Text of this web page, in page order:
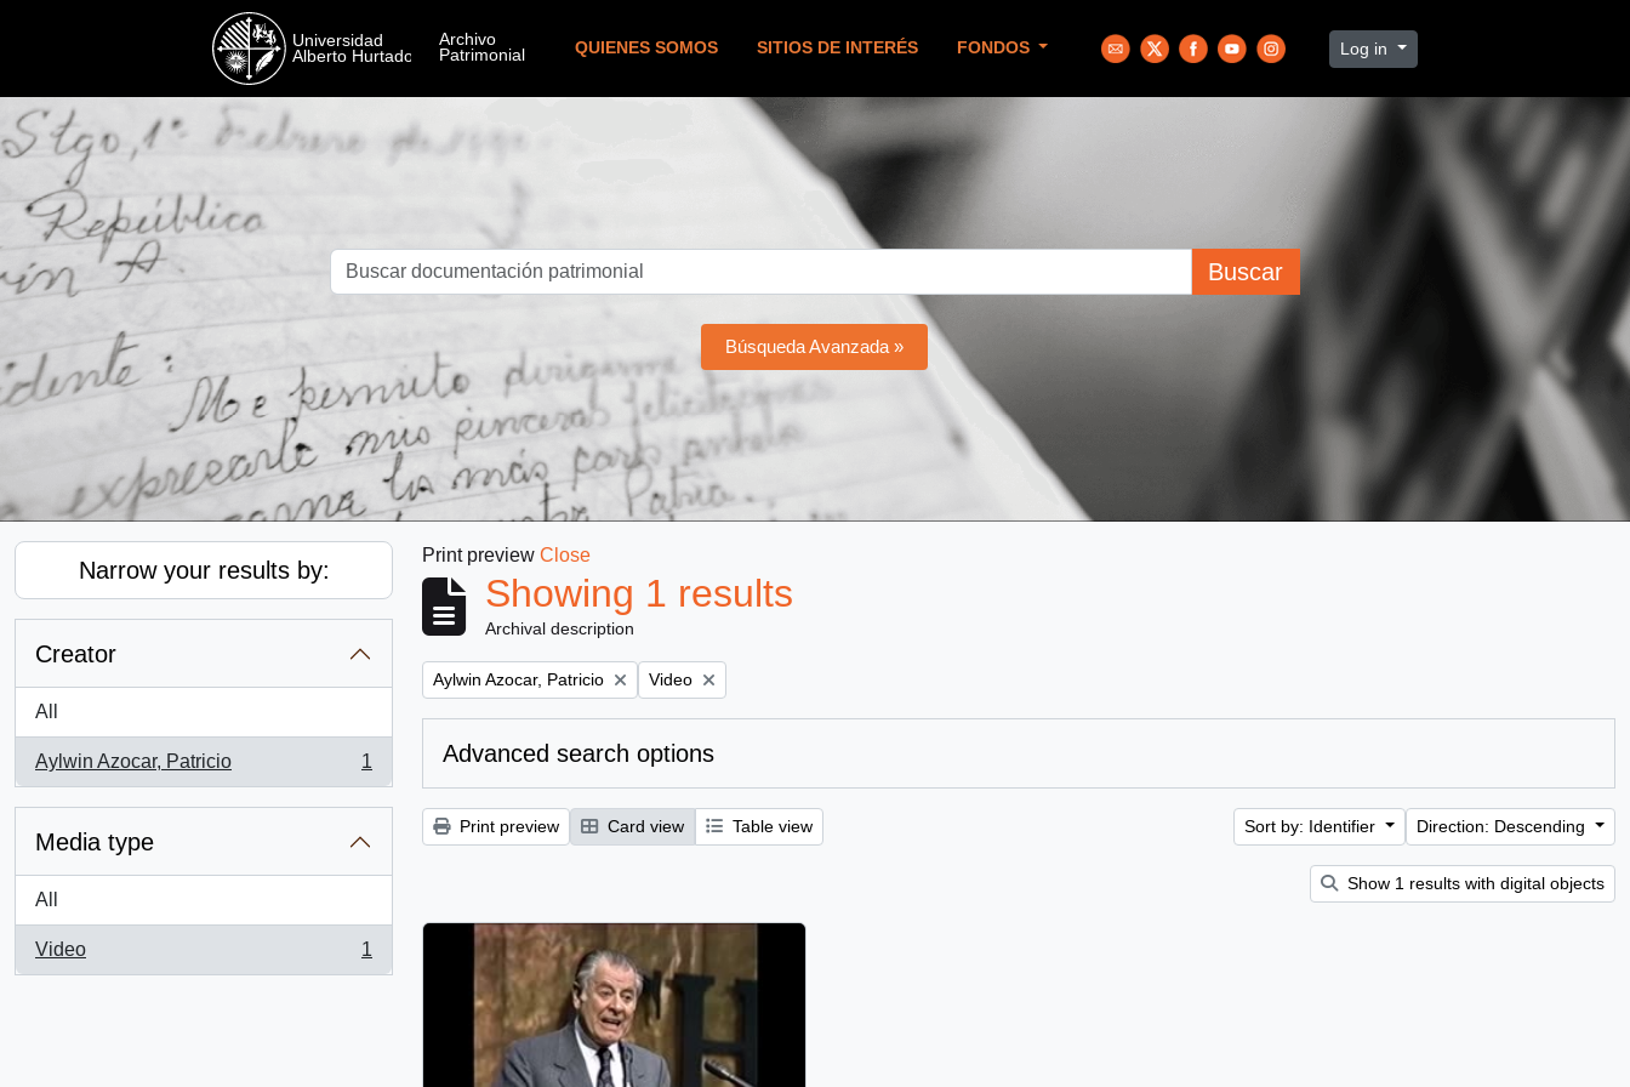
QUIENES SOMOS SITIOS DE INTERÉS FONDOS Log in
Buscar
Búsqueda Avanzada »
Narrow your results by:
Creator
All
Aylwin Azocar, Patricio
, 1 results
1
Media type
All
Video
, 1 results
1
Print preview Close
Showing 1 results
Archival description
Remove filter:
Aylwin Azocar, Patricio Remove filter:
Video
Advanced search options
Print preview Card view Table view Sort by: Identifier Direction: Descending
Show 1 results with digital objects